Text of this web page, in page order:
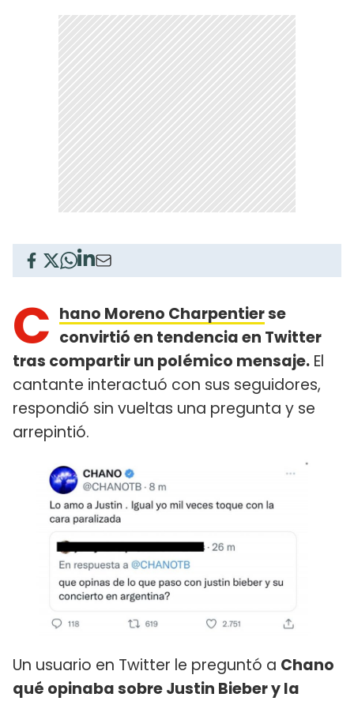
C hano Moreno Charpentierse
convirtió en tendencia en Twitter
tras compartir un polémico mensaje. El
cantante interactuó con sus seguidores,
respondió sin vueltas una pregunta y se
arrepintió.
Un usuario en Twitter le preguntó a Chano
qué opinaba sobre Justin Bieber y la